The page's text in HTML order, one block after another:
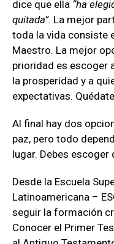
dice que ella “ha
quitada”. La mejor
toda la vida consiste
Maestro. La mejor
prioridad es escoger
la prosperidad y a
expectativas.
Al final hay dos
paz, pero todo
lugar. Debes
Desde la Escuela
Latinoamericana –
seguir la formación
Conocer el Primer